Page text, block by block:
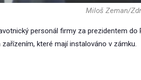
Miloš Zeman/
personál firmy za prezidentem
které mají instalováno v zámku.